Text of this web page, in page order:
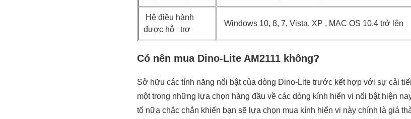
Hệ điều hành
được hỗ trợ
Windows 10, 8, 7, Vista, XP , MAC OS 10.4 trở lên
Có nên mua Dino-Lite AM2111 không?
Sở hữu các tính năng nổi bật của dòng Dino-Lite trước kết hợp với sự cải
một trong những lựa chọn hàng đầu về các dòng kính hiển vi nổi bật hiện
tố nữa chắc chắn khiến bạn sẽ lựa chọn mua kính hiển vi này chính là giá